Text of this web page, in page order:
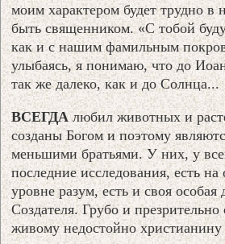
моим характером будет трудно в
быть священником. «С тобой
как и с нашим фамильным
улыбаясь, я понимаю, что до
так же далеко, как и до Солнца...
ВСЕГДАлюбил животных и
созданы Богом и поэтому
меньшими братьями. У них, у
последние исследования, есть
уровне разум, есть и своя
Создателя. Грубо и презрительно
живому недостойно